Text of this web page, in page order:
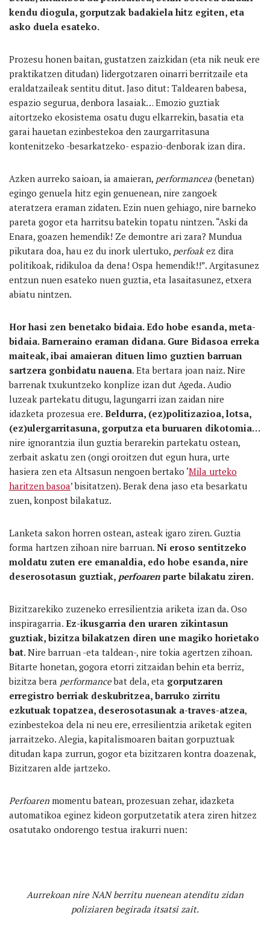
kendu diogula, gorputzak badakiela hitz egiten, eta
asko duela esateko.
Prozesu honen baitan, gustatzen zaizkidan (eta nik neuk ere
praktikatzen ditudan) lidergotzaren oinarri berritzaile eta
eraldatzaileak sentitu ditut. Jaso ditut: Taldearen babesa,
espazio segurua, denbora lasaiak… Emozio guztiak
aitortzeko ekosistema osatu dugu elkarrekin, basatia eta
garai hauetan ezinbestekoa den zaurgarritasuna
kontenitzeko -besarkatzeko- espazio-denborak izan dira.
Azken aurreko saioan, ia amaieran, performancea (benetan)
egingo genuela hitz egin genuenean, nire zangoek
ateratzera eraman zidaten. Ezin nuen gehiago, nire barneko
pareta gogor eta harritsu batekin topatu nintzen. “Aski da
Enara, goazen hemendik! Ze demontre ari zara? Mundua
pikutara doa, hau ez du inork ulertuko, perfoakez dira
politikoak, ridikuloa da dena! Ospa hemendik!!”. Argitasunez
entzun nuen esateko nuen guztia, eta lasaitasunez, etxera
abiatu nintzen.
Hor hasi zen benetako bidaia. Edo hobe esanda, meta-
bidaia. Barneraino eraman didana. Gure Bidasoa erreka
maiteak, ibai amaieran dituen limo guztien barruan
sartzera gonbidatu nauena. Eta bertara joan naiz. Nire
barrenak txukuntzeko konplize izan dut Ageda. Audio
luzeak partekatu ditugu, lagungarri izan zaidan nire
idazketa prozesua ere. Beldurra, (ez)politizazioa, lotsa,
(ez)ulergarritasuna, gorputza eta buruaren dikotomia…
nire ignorantzia ilun guztia berarekin partekatu ostean,
zerbait askatu zen (ongi oroitzen dut egun hura, urte
hasiera zen eta Altsasun nengoen bertako ‘Mila urteko
haritzen basoa’ bisitatzen). Berak dena jaso eta besarkatu
zuen, konpost bilakatuz.
Lanketa sakon horren ostean, asteak igaro ziren. Guztia
forma hartzen zihoan nire barruan. Ni eroso sentitzeko
moldatu zuten ere emanaldia, edo hobe esanda, nire
deserosotasun guztiak, perfoaren parte bilakatu ziren.
Bizitzarekiko zuzeneko erresilientzia ariketa izan da. Oso
inspiragarria. Ez-ikusgarria den uraren zikintasun
guztiak, bizitza bilakatzen diren une magiko horietako
bat. Nire barruan -eta taldean-, nire tokia agertzen zihoan.
Bitarte honetan, gogora etorri zitzaidan behin eta berriz,
bizitza bera performancebat dela, eta gorputzaren
erregistro berriak deskubritzea, barruko zirritu
ezkutuak topatzea, deserosotasunak a-traves-atzea,
ezinbestekoa dela ni neu ere, erresilientzia ariketak egiten
jarraitzeko. Alegia, kapitalismoaren baitan gorpuztuak
ditudan kapa zurrun, gogor eta bizitzaren kontra doazenak,
Bizitzaren alde jartzeko.
Perfoaren momentu batean, prozesuan zehar, idazketa
automatikoa eginez kideon gorputzetatik atera ziren hitzez
osatutako ondorengo testua irakurri nuen:
Aurrekoan nire NAN berritu nuenean atenditu zidan
poliziaren begirada itsatsi zait.